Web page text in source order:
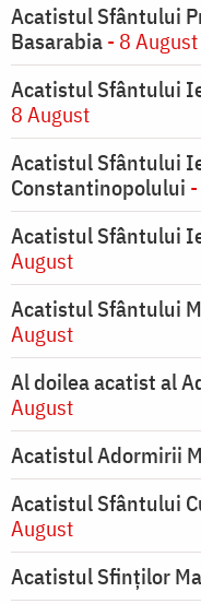
Acatistul Sfântului
Basarabia- 8 August
Acatistul Sfântului
8 August
Acatistul Sfântului
Constantinopolului
Acatistul Sfântului
August
Acatistul Sfântului
August
Al doilea acatist al
August
Acatistul Adormirii
Acatistul Sfântului
August
Acatistul Sfinților